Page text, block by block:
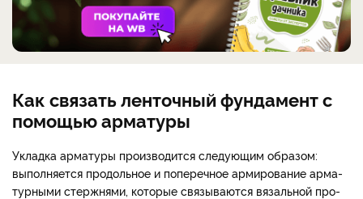
Как связать ленточный фундамент с
помощью арматуры
Укладка арматуры произ­водится следующим образом:
выполняется продольное и по­перечное армирование арма­
турными стержнями, которые связываются вязальной про­